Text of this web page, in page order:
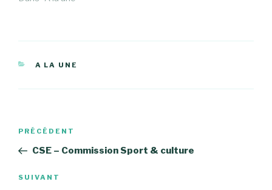
CATÉGORIES
A LA UNE
Navigation
l’article
Article
précédent
PRÉCÉDENT
CSE – Commission Sport & culture
Article
SUIVANT